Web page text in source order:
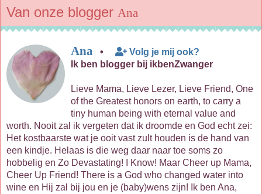
Van onze blogger Ana
Ana •
Volg je mij ook?
Ik ben blogger bij ikbenZwanger
Lieve Mama, Lieve Lezer, Lieve Friend, One
of the Greatest honors on earth, to carry a
tiny human being with eternal value and
worth. Nooit zal ik vergeten dat ik droomde en God echt zei:
Het kostbaarste wat je ooit vast zult houden is de hand van
een kindje. Helaas is die weg daar naar toe soms zo
hobbelig en Zo Devastating! I Know! Maar Cheer up Mama,
Cheer Up Friend! There is a God who changed water into
wine en Hij zal bij jou en je (baby)wens zijn! Ik ben Ana,